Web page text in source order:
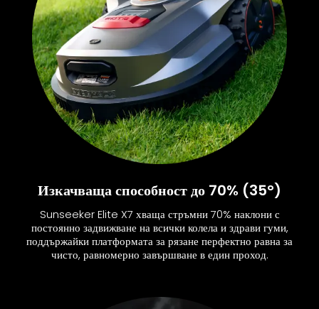
Изкачваща способност до 70% (35°)
Sunseeker Elite X7 хваща стръмни 70% наклони с
постоянно задвижване на всички колела и здрави гуми,
поддържайки платформата за рязане перфектно равна за
чисто, равномерно завършване в един проход.